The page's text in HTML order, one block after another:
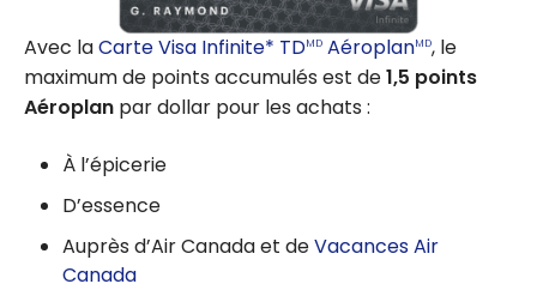
Avec laCarte Visa Infinite* TDMD AéroplanMD, le
maximum de points accumulés est de1,5 points
Aéroplan par dollar pour les achats :
À l’épicerie
D’essence
Auprès d’Air Canada et deVacances Air
Canada